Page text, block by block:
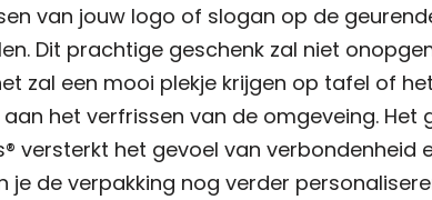
van jouw logo of slogan op de
Dit prachtige geschenk zal niet
zal een mooi plekje krijgen op tafel of
het verfrissen van de omgeveing. Het
versterkt het gevoel van verbondenheid
je de verpakking nog verder